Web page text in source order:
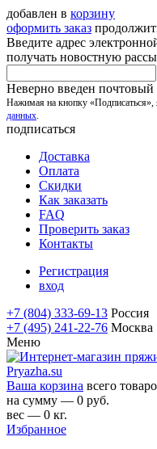
добавлен в корзину
оформить заказ
Введите адрес
получать новостную
Неверно введен почтовый
Нажимая на кнопку «Подписаться»,
данных.
подписаться
Доставка
Оплата
Скидки
Как заказать
FAQ
Проверить заказ
Контакты
Регистрация
вход
+7 (804) 333-69-13 Россия
+7 (495) 241-22-76 Москва
Меню
Ваша корзина всего
на сумму — 0 руб.
вес — 0 кг.
Избранное